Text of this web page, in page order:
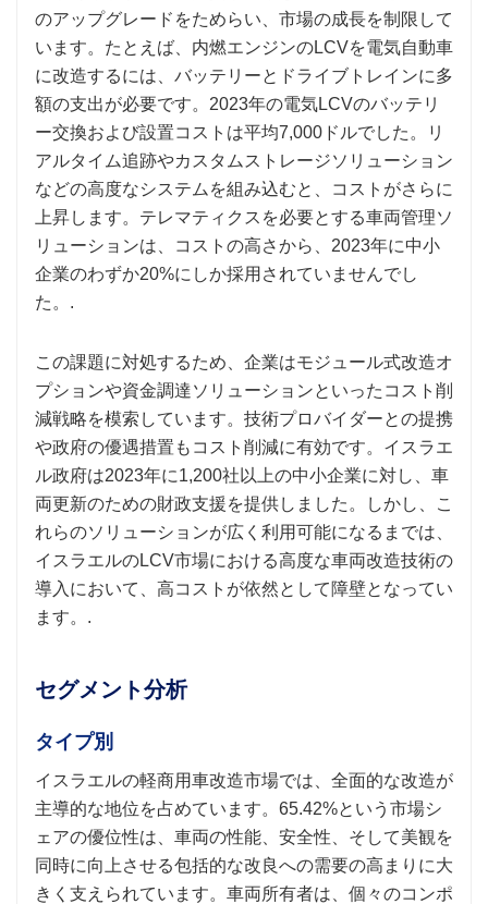
のアップグレードをためらい、市場の成長を制限して
います。たとえば、内燃エンジンのLCVを電気自動車
に改造するには、バッテリーとドライブトレインに多
額の支出が必要です。2023年の電気LCVのバッテリ
ー交換および設置コストは平均7,000ドルでした。リ
アルタイム追跡やカスタムストレージソリューション
などの高度なシステムを組み込むと、コストがさらに
上昇します。テレマティクスを必要とする車両管理ソ
リューションは、コストの高さから、2023年に中小
企業のわずか20%にしか採用されていませんでし
た。.
この課題に対処するため、企業はモジュール式改造オ
プションや資金調達ソリューションといったコスト削
減戦略を模索しています。技術プロバイダーとの提携
や政府の優遇措置もコスト削減に有効です。イスラエ
ル政府は2023年に1,200社以上の中小企業に対し、車
両更新のための財政支援を提供しました。しかし、こ
れらのソリューションが広く利用可能になるまでは、
イスラエルのLCV市場における高度な車両改造技術の
導入において、高コストが依然として障壁となってい
ます。.
セグメント分析
タイプ別
イスラエルの軽商用車改造市場では、全面的な改造が
主導的な地位を占めています。65.42%という市場シ
ェアの優位性は、車両の性能、安全性、そして美観を
同時に向上させる包括的な改良への需要の高まりに大
きく支えられています。車両所有者は、個々のコンポ